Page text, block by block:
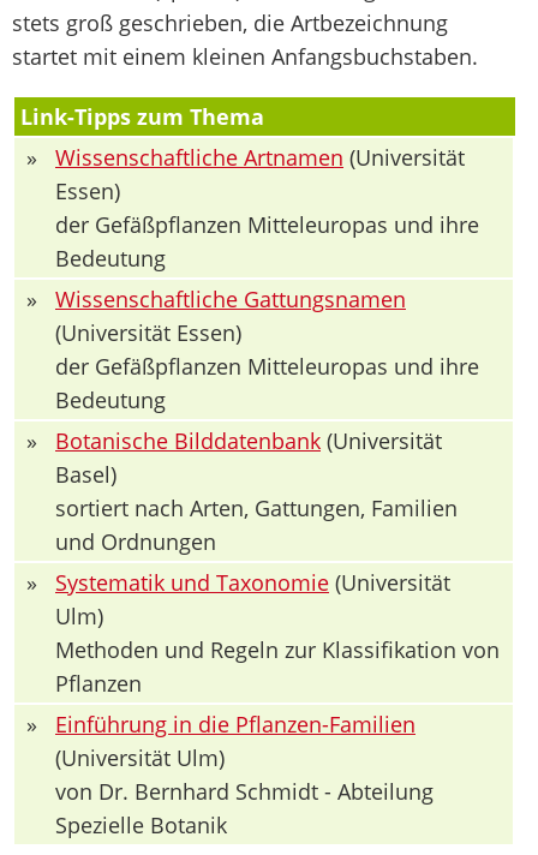
stets groß geschrieben, die Artbezeichnung
startet mit einem kleinen Anfangsbuchstaben.
Link-Tipps zum Thema
»
Wissenschaftliche Artnamen (Universität
Essen)
der Gefäßpflanzen Mitteleuropas und ihre
Bedeutung
»
Wissenschaftliche Gattungsnamen
(Universität Essen)
der Gefäßpflanzen Mitteleuropas und ihre
Bedeutung
»
Botanische Bilddatenbank (Universität
Basel)
sortiert nach Arten, Gattungen, Familien
und Ordnungen
»
Systematik und Taxonomie (Universität
Ulm)
Methoden und Regeln zur Klassifikation von
Pflanzen
»
Einführung in die Pflanzen-Familien
(Universität Ulm)
von Dr. Bernhard Schmidt - Abteilung
Spezielle Botanik